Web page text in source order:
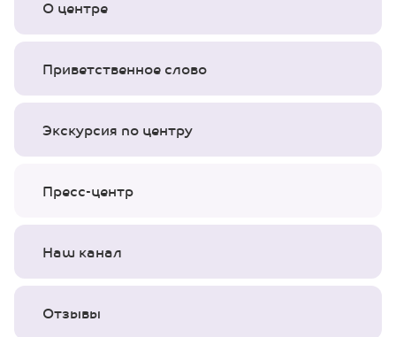
О центре
Приветственное слово
Экскурсия по центру
Пресс-центр
Наш канал
Отзывы